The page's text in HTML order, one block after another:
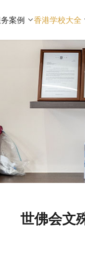
案例 香港学校大全
世佛会文